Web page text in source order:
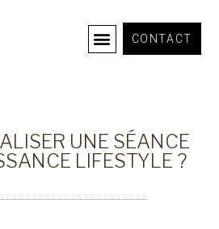
CONTACT
UNE SÉANCE
LIFESTYLE ?